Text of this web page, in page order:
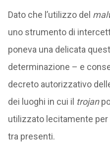
Dato che l’utilizzo del
uno strumento di
poneva una delicata
determinazione – e
decreto autorizzativo
dei luoghi in cui il trojan
utilizzato lecitamente per
tra presenti.